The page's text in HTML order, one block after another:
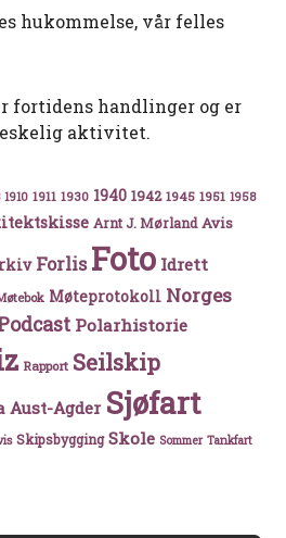
hukommelse, vår felles
fortidens handlinger og er
aktivitet.
1910 1911 1930 1940 1942 1945 1951 1958
Arnt J. Mørland Avis
Forlis Foto Idrett
Møteprotokoll Norges
Polarhistorie
Rapport Seilskip
Aust-Agder Sjøfart
Skipsbygging Skole Sommer Tankfart